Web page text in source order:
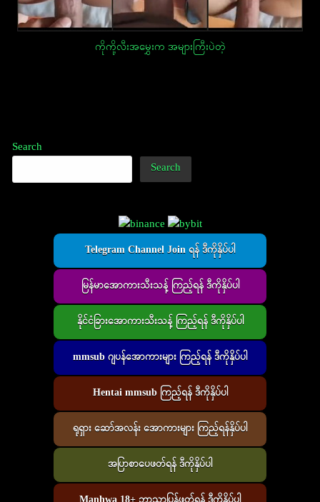
ကိုကို့လီးအမွှေးက အများကြီးပဲတဲ့
Search
Search
Telegram Channel Join ရန် ဒီကိုနှိပ်ပါ
မြန်မာအောကားသီးသန့် ကြည့်ရန် ဒီကိုနှိပ်ပါ
နိုင်ငံခြားအောကားသီးသန့် ကြည့်ရန် ဒီကိုနှိပ်ပါ
mmsub ဂျပန်အောကားများ ကြည့်ရန် ဒီကိုနှိပ်ပါ
Hentai mmsub ကြည့်ရန် ဒီကိုနှိပ်ပါ
ရုရှား ဆော်အလန်း အောကားများ ကြည့်ရန်နှိပ်ပါ
အပြာစာပေဖတ်ရန် ဒီကိုနှိပ်ပါ